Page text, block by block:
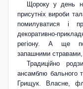
Щороку у день
присутніх вироби
помилуватися і
декоративно-
регіону. А ще
запашними
Традиційно
ансамблю бального
Грищук. Власне,